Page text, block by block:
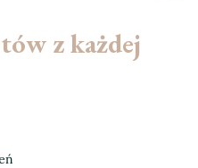
z każdej